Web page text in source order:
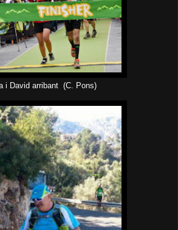
i David arribant (C. Pons)